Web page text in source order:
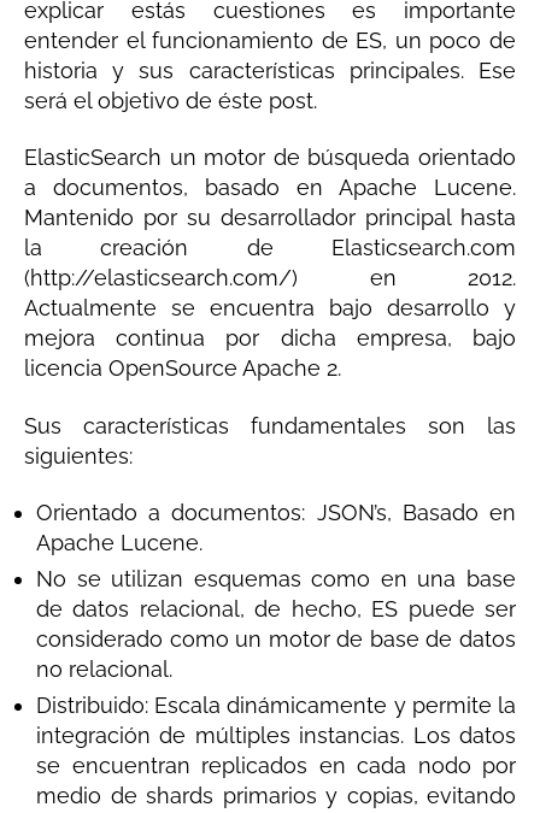
explicar estás cuestiones es importante
entender el funcionamiento de ES, un poco de
historia y sus características principales. Ese
será el objetivo de éste post.
ElasticSearch un motor de búsqueda orientado
a documentos, basado en Apache Lucene.
Mantenido por su desarrollador principal hasta
la creación de Elasticsearch.com
(http://elasticsearch.com/) en 2012.
Actualmente se encuentra bajo desarrollo y
mejora continua por dicha empresa, bajo
licencia OpenSource Apache 2.
Sus características fundamentales son las
siguientes:
Orientado a documentos: JSON’s, Basado en
Apache Lucene.
No se utilizan esquemas como en una base
de datos relacional, de hecho, ES puede ser
considerado como un motor de base de datos
no relacional.
Distribuido: Escala dinámicamente y permite la
integración de múltiples instancias. Los datos
se encuentran replicados en cada nodo por
medio de shards primarios y copias, evitando